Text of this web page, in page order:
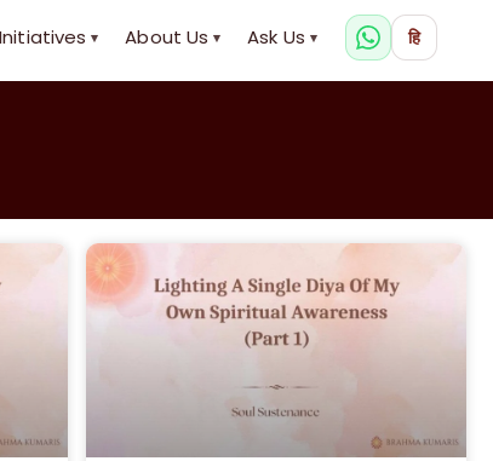
Initiatives ▾ About Us ▾ Ask Us ▾ हि